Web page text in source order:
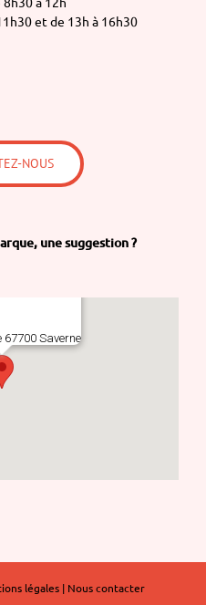
et de 13h à 16h30
NOUS
une suggestion ?
67700 Saverne
légales | Nous contacter